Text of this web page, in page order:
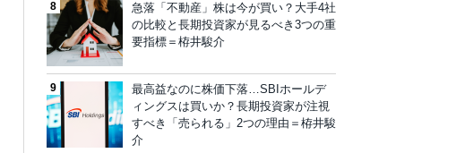
急落「不動産」株は今が買い？大手4社
の比較と長期投資家が見るべき3つの重
要指標＝栫井駿介
最高益なのに株価下落…SBIホールデ
ィングスは買いか？長期投資家が注視
すべき「売られる」2つの理由＝栫井駿
介